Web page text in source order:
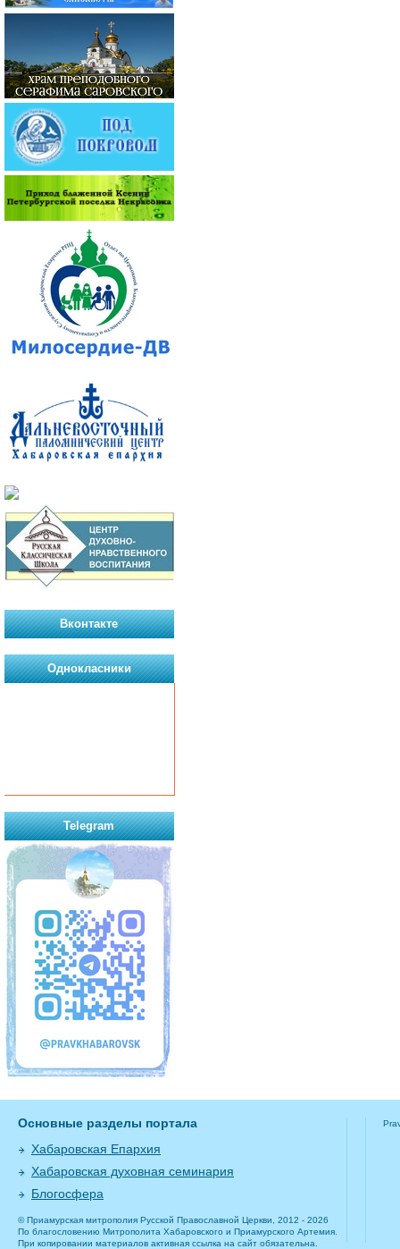
Вконтакте
Однокласники
Telegram
Основные разделы портала
Хабаровская Епархия
Хабаровская духовная семинария
Блогосфера
© Приамурская митрополия Русской Православной Церкви, 2012 - 2026
По благословению Митрополита Хабаровского и Приамурского Артемия.
При копировании материалов активная ссылка на сайт обязательна.